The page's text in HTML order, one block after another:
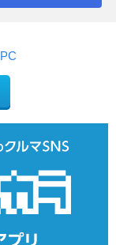
PC